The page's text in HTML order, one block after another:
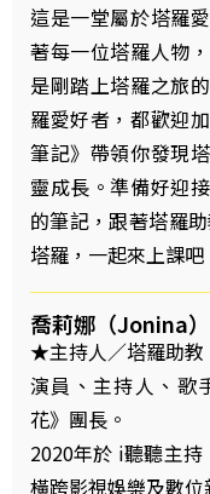
這是一堂屬於塔羅
著每一位塔羅人物
是剛踏上塔羅之旅
羅愛好者，都歡迎
筆記》帶領你發現
靈成長。準備好迎
的筆記，跟著塔羅
塔羅，一起來上課吧
喬莉娜（Jonina
★主持人／塔羅助教
演員、主持人、歌
花》團長。
2020年於 i聽聽主
橫跨影視娛樂及數